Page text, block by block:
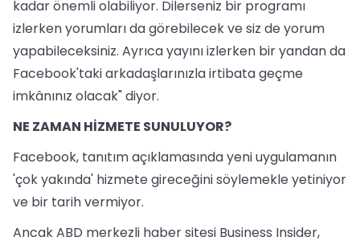
kadar önemli olabiliyor. Dilerseniz bir programı
izlerken yorumları da görebilecek ve siz de yorum
yapabileceksiniz. Ayrıca yayını izlerken bir yandan da
Facebook'taki arkadaşlarınızla irtibata geçme
imkânınız olacak" diyor.
NE ZAMAN HİZMETE SUNULUYOR?
Facebook, tanıtım açıklamasında yeni uygulamanın
'çok yakında' hizmete gireceğini söylemekle yetiniyor
ve bir tarih vermiyor.
Ancak ABD merkezli haber sitesi Business Insider,